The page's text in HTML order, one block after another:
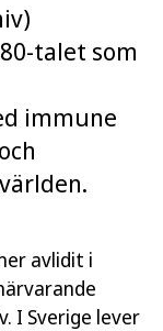
talet som
immune
avlidit i
I Sverige lever